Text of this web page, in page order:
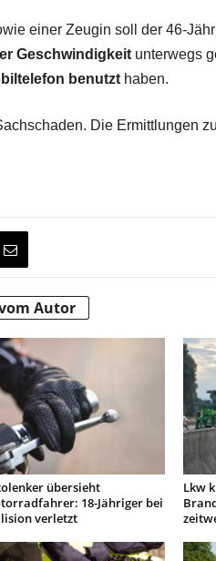
einer Zeugin soll der 46-
Geschwindigkeitunterwegs
benutzthaben.
Die Ermittlungen
Autor
übersieht
18-Jähriger bei
verletzt
Lkw